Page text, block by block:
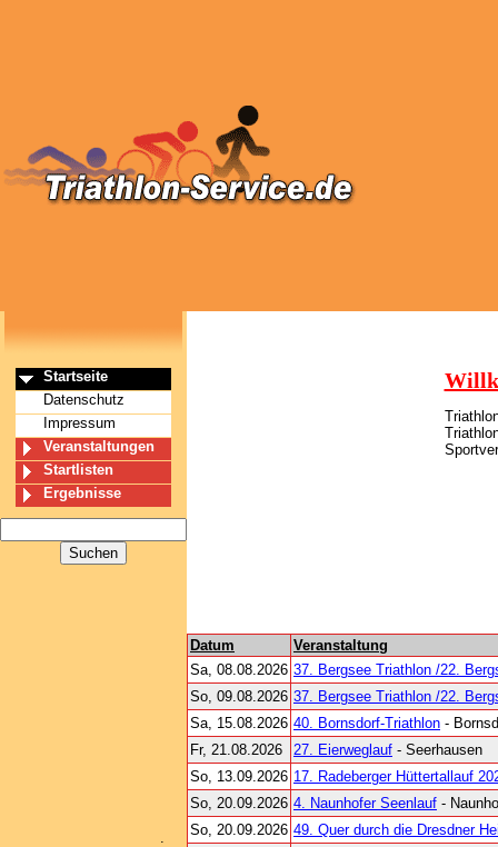
Startseite
Datenschutz
Impressum
Veranstaltungen
Startlisten
Ergebnisse
.
Datum
Veranstaltung
Sa, 08.08.2026 37. Bergsee Triathlon /22.
So, 09.08.2026 37. Bergsee Triathlon /22.
Sa, 15.08.2026 40. Bornsdorf-Triathlon -
Fr, 21.08.2026
27. Eierweglauf - Seerhausen
So, 13.09.2026 17. Radeberger Hüttertallauf
So, 20.09.2026 4. Naunhofer Seenlauf -
So, 20.09.2026 49. Quer durch die Dresdner